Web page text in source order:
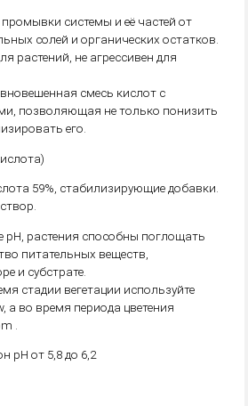
системы и её частей от
солей и органических остатков.
растений, не агрессивен для
смесь кислот с
позволяющая не только понизить
его.
59%, стабилизирующие добавки.
растения способны поглощать
питательных веществ,
и субстрате.
стадии вегетации используйте
а во время периода цветения
.
рН от 5,8 до 6,2